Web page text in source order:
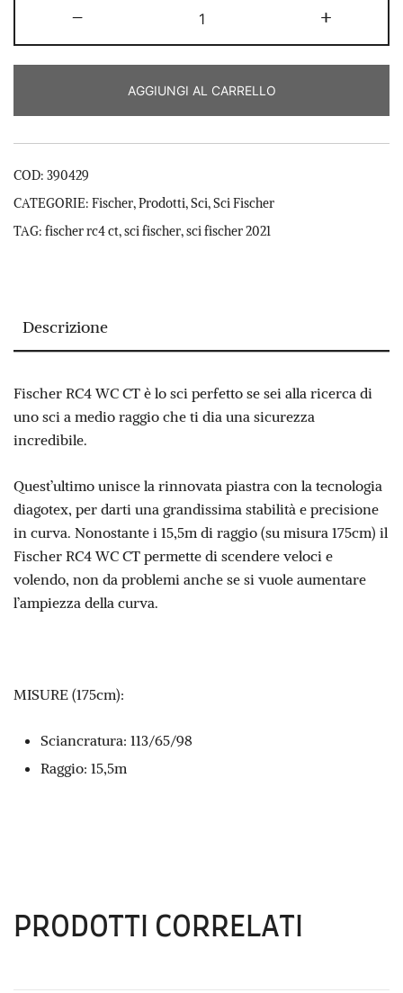
-
RC4
WC
+
Z17FF
quantità
+
AGGIUNGI AL CARRELLO
COD: 390429
CATEGORIE: Fischer,Prodotti,Sci,Sci Fischer
TAG: fischer rc4 ct,sci fischer,sci fischer 2021
Descrizione
Fischer RC4 WC CT è lo sci perfetto se sei alla ricerca di
uno sci a medio raggio che ti dia una sicurezza
incredibile.
Quest’ultimo unisce la rinnovata piastra con la tecnologia
diagotex, per darti una grandissima stabilità e precisione
in curva. Nonostante i 15,5m di raggio (su misura 175cm) il
Fischer RC4 WC CT permette di scendere veloci e
volendo, non da problemi anche se si vuole aumentare
l’ampiezza della curva.
MISURE (175cm):
Sciancratura: 113/65/98
Raggio: 15,5m
PRODOTTI CORRELATI